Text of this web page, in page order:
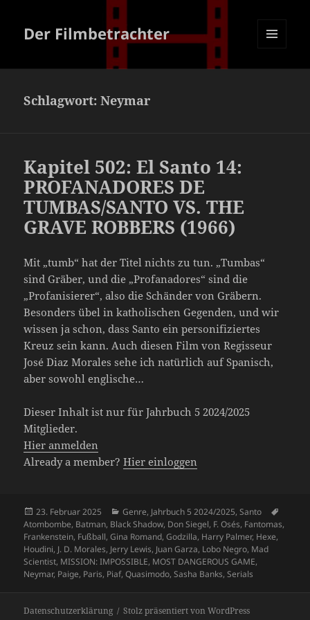
Der Filmbetrachter
Schlagwort:Neymar
Kapitel 502: El Santo 14:
PROFANADORES DE
TUMBAS/SANTO VS. THE
GRAVE ROBBERS (1966)
Mit „tumb“ hat der Titel nichts zu tun. „Tumbas“
sind Gräber, und die „Profanadores“ sind die
„Profanisierer“, also die Schänder von Gräbern.
Besonders übel in katholischen Gegenden, und wir
wissen ja schon, dass Santo ein personifiziertes
Kreuz sein kann. Auch diesen Film von Regisseur
José Diaz Morales sehe ich natürlich auf Spanisch,
aber sowohl englische…
Dieser Inhalt ist nur für Jahrbuch 5 2024/2025
Mitglieder.
Hier anmelden
Already a member?Hier einloggen
Veröffentlicht
am
23. Februar 2025 Kategorien
Genre, Jahrbuch 5 2024/2025,Santo
Atombombe, Batman, Black Shadow, Don Siegel, F. Osés, Fantomas,
Frankenstein, Fußball,Gina Romand,Godzilla, Harry Palmer, Hexe,
Houdini, J. D. Morales, Jerry Lewis, Juan Garza, Lobo Negro, Mad
Scientist, MISSION: IMPOSSIBLE, MOST DANGEROUS GAME,
Neymar, Paige, Paris, Piaf,Quasimodo,Sasha Banks,Serials
Datenschutzerklärung Stolz präsentiert von WordPress